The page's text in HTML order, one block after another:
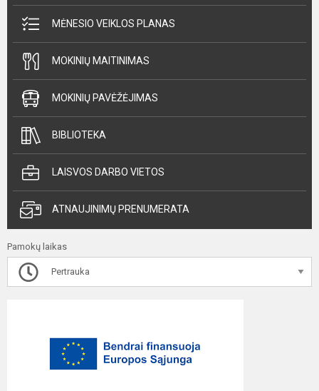
MĖNESIO VEIKLOS PLANAS
MOKINIŲ MAITINIMAS
MOKINIŲ PAVĖŽĖJIMAS
BIBLIOTEKA
LAISVOS DARBO VIETOS
ATNAUJINIMŲ PRENUMERATA
Pamokų laikas
Pertrauka